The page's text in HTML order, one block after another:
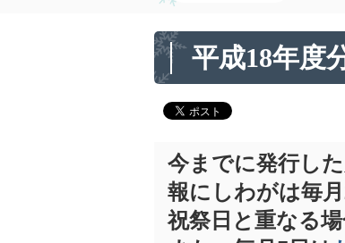
平成18年度
今までに発行し
報にしわがは毎
祝祭日と重なる